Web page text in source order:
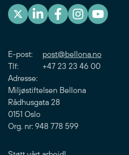
E-post: post@bellona.no
Tlf: +47 23 23 46 00
Adresse:
Miljøstiftelsen Bellona
Rådhusgata 28
0151 Oslo
Org. nr: 948 778 599